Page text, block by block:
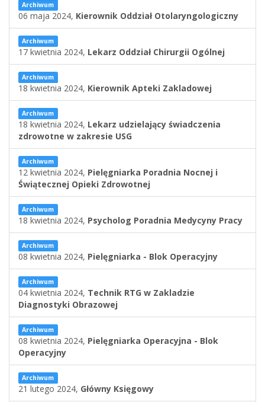
Archiwum
06 maja 2024, Kierownik Oddział Otolaryngologiczny
Archiwum
17 kwietnia 2024, Lekarz Oddział Chirurgii Ogólnej
Archiwum
18 kwietnia 2024, Kierownik Apteki Zakladowej
Archiwum
18 kwietnia 2024, Lekarz udzielający świadczenia
zdrowotne w zakresie USG
Archiwum
12 kwietnia 2024, Pielęgniarka Poradnia Nocnej i
Świątecznej Opieki Zdrowotnej
Archiwum
18 kwietnia 2024, Psycholog Poradnia Medycyny Pracy
Archiwum
08 kwietnia 2024, Pielęgniarka - Blok Operacyjny
Archiwum
04 kwietnia 2024, Technik RTG w Zakladzie
Diagnostyki Obrazowej
Archiwum
08 kwietnia 2024, Pielęgniarka Operacyjna - Blok
Operacyjny
Archiwum
21 lutego 2024, Główny Księgowy